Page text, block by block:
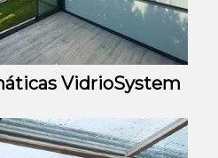
VidrioSystem